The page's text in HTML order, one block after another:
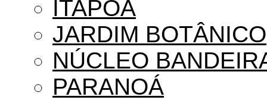
ITAPOÃ
JARDIM BOTÂNICO
NÚCLEO
PARANOÁ